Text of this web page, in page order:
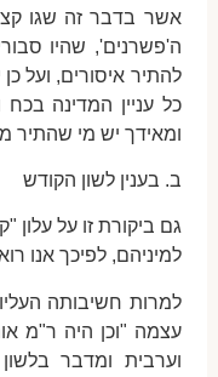
אשר בדבר זה שגו
ה'פשרנים', שהיו
להתיר איסורים, ועל
כל עניין המדינה בכח
ומאידך יש מי שהתיר
ב. בענין לשון הקודש
גם ביקורת זו על עלון
למיניהם, לפיכך אנו
למרות חשיבותה
עצמה "וכן היה ר"מ
וערבית ומדבר